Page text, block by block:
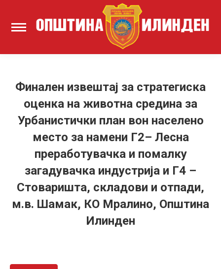
Финален извештај за стратегиска
оценка на животна средина за
Урбанистички план вон населено
место за намени Г2– Лесна
преработувачка и помалку
загадувачка индустрија и Г4 –
Стоваришта, складови и отпади,
м.в. Шамак, КО Мралино, Општина
Илинден